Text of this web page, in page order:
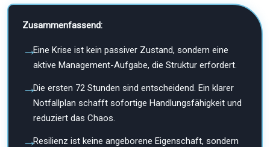
Zusammenfassend:
Eine Krise ist kein passiver Zustand, sondern eine
aktive Management-Aufgabe, die Struktur erfordert.
Die ersten 72 Stunden sind entscheidend. Ein klarer
Notfallplan schafft sofortige Handlungsfähigkeit und
reduziert das Chaos.
Resilienz ist keine angeborene Eigenschaft, sondern